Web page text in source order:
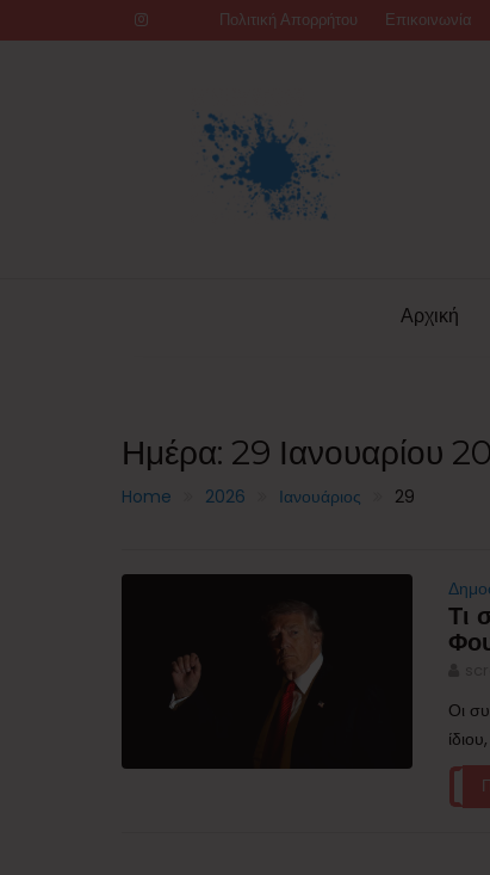
to
Πολιτική Απορρήτου Επικοινωνία
Αρχική
Ημέρα: 29 Ιανουαρίου
Home 2026 Ιανουάριος 29
Τι
Οι